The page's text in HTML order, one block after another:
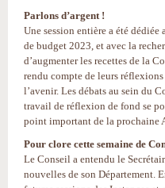
Parlons d’argent !
Une session entière a été
de budget 2023, et avec la
d’augmenter les recettes de la
rendu compte de leurs
l’avenir. Les débats au sein du
travail de réflexion de fond se
point important de la prochaine
Pour clore cette semaine de
Le Conseil a entendu le
nouvelles de son Département.